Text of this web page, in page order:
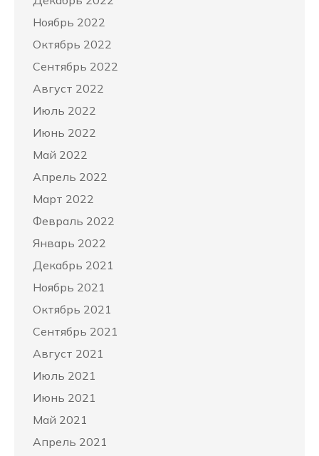
Ноябрь 2022
Октябрь 2022
Сентябрь 2022
Август 2022
Июль 2022
Июнь 2022
Май 2022
Апрель 2022
Март 2022
Февраль 2022
Январь 2022
Декабрь 2021
Ноябрь 2021
Октябрь 2021
Сентябрь 2021
Август 2021
Июль 2021
Июнь 2021
Май 2021
Апрель 2021